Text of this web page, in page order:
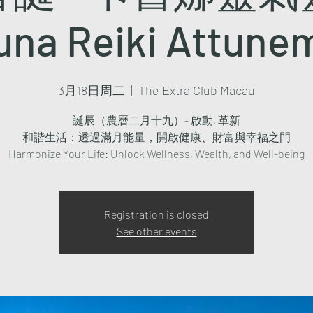
Reiki
3月18日周二
  |
The Extra Club Macau
誕辰（農曆二月十九）- 啟動, 革新
和諧生活：透過滿月能量，開啟健康、財富與幸福之門
Registration is closed
See other events